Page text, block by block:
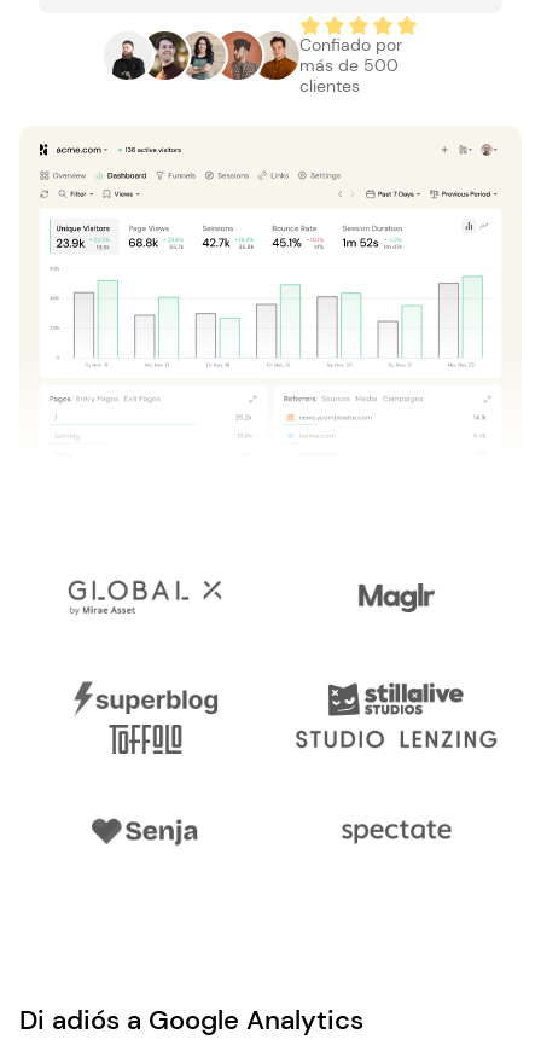
Confiado por
más de 500
clientes
Di adiós a Google Analytics